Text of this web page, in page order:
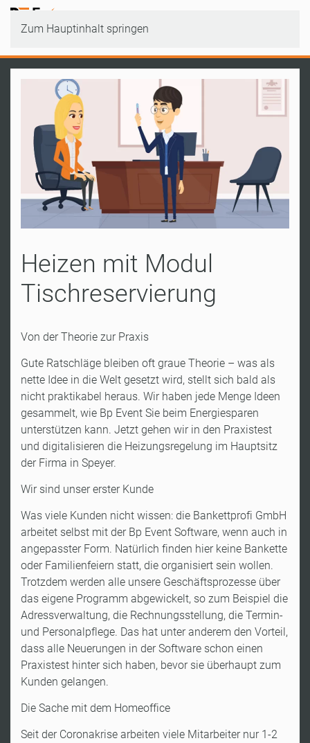
Zum Hauptinhalt springen
Heizen mit Modul
Tischreservierung
Von der Theorie zur Praxis
Gute Ratschläge bleiben oft graue Theorie – was als
nette Idee in die Welt gesetzt wird, stellt sich bald als
nicht praktikabel heraus. Wir haben jede Menge Ideen
gesammelt, wie Bp Event Sie beim Energiesparen
unterstützen kann. Jetzt gehen wir in den Praxistest
und digitalisieren die Heizungsregelung im Hauptsitz
der Firma in Speyer.
Wir sind unser erster Kunde
Was viele Kunden nicht wissen: die Bankettprofi GmbH
arbeitet selbst mit der Bp Event Software, wenn auch in
angepasster Form. Natürlich finden hier keine Bankette
oder Familienfeiern statt, die organisiert sein wollen.
Trotzdem werden alle unsere Geschäftsprozesse über
das eigene Programm abgewickelt, so zum Beispiel die
Adressverwaltung, die Rechnungsstellung, die Termin-
und Personalpflege. Das hat unter anderem den Vorteil,
dass alle Neuerungen in der Software schon einen
Praxistest hinter sich haben, bevor sie überhaupt zum
Kunden gelangen.
Die Sache mit dem Homeoffice
Seit der Coronakrise arbeiten viele Mitarbeiter nur 1-2